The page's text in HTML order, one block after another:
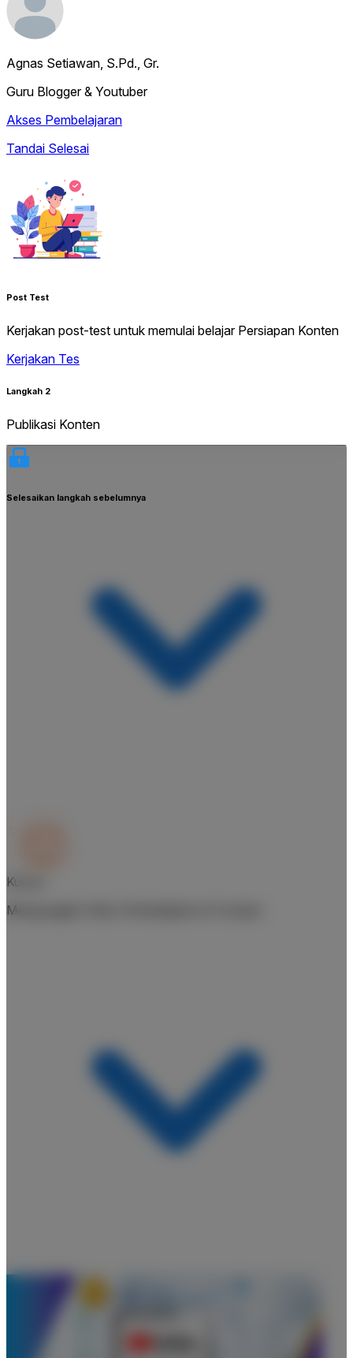
Agnas Setiawan, S.Pd., Gr.
Guru Blogger & Youtuber
Akses Pembelajaran
Tandai Selesai
Post Test
Kerjakan post-test untuk memulai belajar Persiapan Konten
Kerjakan Tes
Langkah 2
Publikasi Konten
Selesaikan langkah sebelumnya
Kursus
Mengunggah Video Pembelajaran di Youtube